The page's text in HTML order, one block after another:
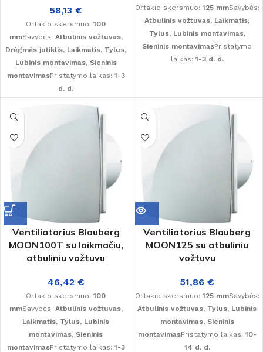
58,13€
Ortakio skersmuo:100
mmSavybės: Atbulinis vožtuvas,
Drėgmės jutiklis, Laikmatis, Tylus,
Lubinis montavimas, Sieninis
montavimasPristatymo laikas: 1-3
d. d.
Ortakio skersmuo: 125 mmSavybės:
Atbulinis vožtuvas, Laikmatis,
Tylus, Lubinis montavimas,
Sieninis montavimasPristatymo
laikas: 1-3 d. d.
Ventiliatorius Blauberg
MOON100T su laikmačiu,
atbuliniu vožtuvu
46,42 €
Ortakio skersmuo:100
mmSavybės: Atbulinis vožtuvas,
Laikmatis, Tylus, Lubinis
montavimas, Sieninis
montavimasPristatymo laikas: 1-3
Ventiliatorius Blauberg
MOON125 su atbuliniu
vožtuvu
51,86€
Ortakio skersmuo: 125 mmSavybės:
Atbulinis vožtuvas, Tylus, Lubinis
montavimas, Sieninis
montavimasPristatymo laikas: 10-
14 d. d.